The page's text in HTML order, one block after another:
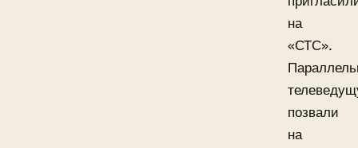
на
«СТС».
позвали
на